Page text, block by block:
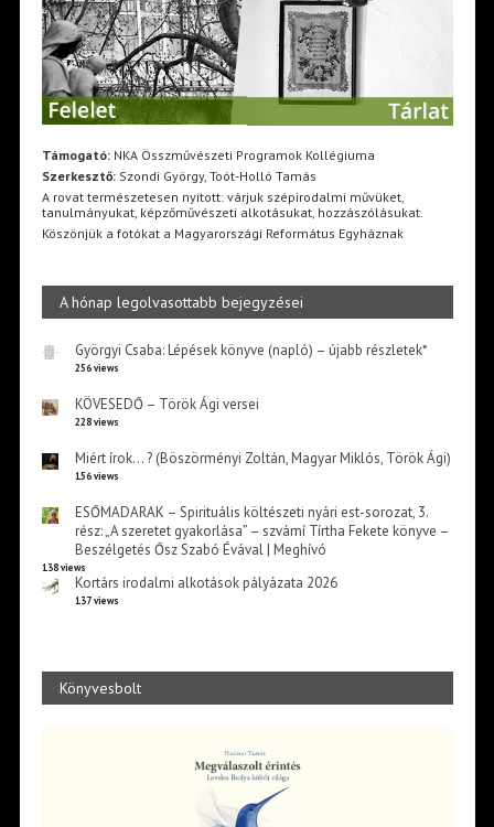
Támogató:NKA Összművészeti Programok Kollégiuma
Szerkesztő:Szondi György, Toót-Holló Tamás
A rovat természetesen nyitott: várjuk szépirodalmi művüket,
tanulmányukat, képzőművészeti alkotásukat, hozzászólásukat.
Köszönjük a fotókat a Magyarországi Református Egyháznak
A hónap legolvasottabb bejegyzései
Györgyi Csaba: Lépések könyve (napló) – újabb részletek*
256 views
KÖVESEDŐ – Török Ági versei
228 views
Miért írok… ? (Böszörményi Zoltán, Magyar Miklós, Török Ági)
156 views
ESŐMADARAK – Spirituális költészeti nyári est-sorozat, 3.
rész: „A szeretet gyakorlása” – szvámí Tírtha Fekete könyve –
Beszélgetés Ősz Szabó Évával | Meghívó
138 views
Kortárs irodalmi alkotások pályázata 2026
137 views
Könyvesbolt